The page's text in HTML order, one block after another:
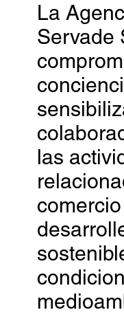
La
Servade
las